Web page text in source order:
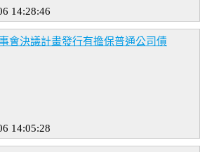
14:28:46
會決議計畫發行有擔保普通公司債
14:05:28